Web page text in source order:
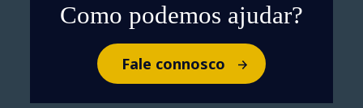
Como podemos ajudar?
Fale connosco